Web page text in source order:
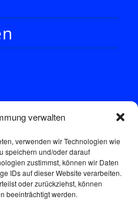
verwalten
verwenden wir Technologien wie
speichern und/oder darauf
zustimmst, können wir Daten
IDs auf dieser Website verarbeiten.
oder zurückziehst, können
beeinträchtigt werden.